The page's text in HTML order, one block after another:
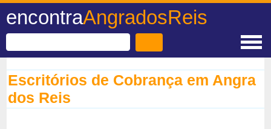
encontraAngradosReis
Escritórios de Cobrança em Angra
dos Reis